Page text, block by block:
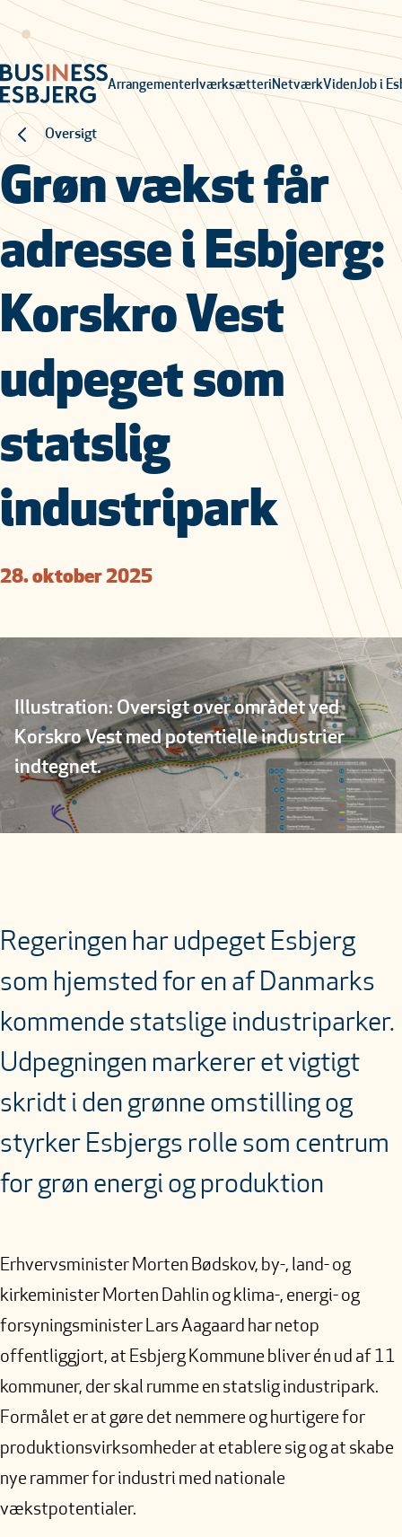
ArrangementerIværksætteriNetværkVidenJob i
Oversigt
Grøn vækst får
adresse i Esbjerg:
Korskro Vest
udpeget som
statslig
industripark
28. oktober 2025
Illustration: Oversigt over området ved
Korskro Vest med potentielle industrier
indtegnet.
Regeringen har udpeget Esbjerg
som hjemsted for en af Danmarks
kommende statslige industriparker.
Udpegningen markerer et vigtigt
skridt i den grønne omstilling og
styrker Esbjergs rolle som centrum
for grøn energi og produktion
Erhvervsminister Morten Bødskov, by-, land- og
kirkeminister Morten Dahlin og klima-, energi- og
forsyningsminister Lars Aagaard har netop
offentliggjort, at Esbjerg Kommune bliver én ud af 11
kommuner, der skal rumme en statslig industripark.
Formålet er at gøre det nemmere og hurtigere for
produktionsvirksomheder at etablere sig og at skabe
nye rammer for industri med nationale
vækstpotentialer.